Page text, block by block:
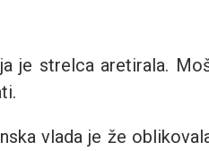
je strelca aretirala.
vlada je že